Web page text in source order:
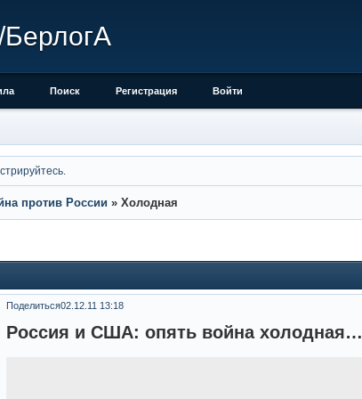
Поиск Регистрация Войти
против России » Холодная
Поделиться02.12.11 13:18
Россия и США: опять война холодная…